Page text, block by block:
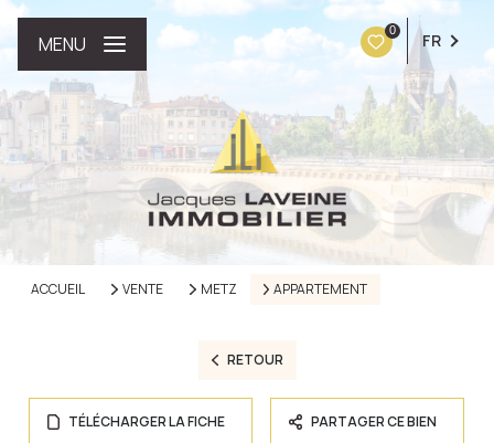
0 FR
MENU
ACCUEIL VENTE METZ APPARTEMENT
RETOUR
TÉLÉCHARGER LA FICHE PARTAGER CE BIEN